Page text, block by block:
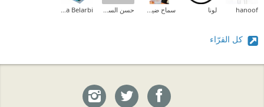
hanoof لونا سماح ضيف الله المزين حسن السهيل Halima Belarbi
كل القرّاء